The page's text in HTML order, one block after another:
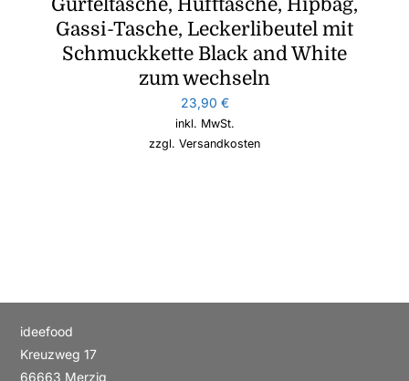
Gürteltasche, Hüfttasche, Hipbag,
Gassi-Tasche, Leckerlibeutel mit
Schmuckkette Black and White
zum wechseln
23,90 €
inkl. MwSt.
zzgl. Versandkosten
ideefood
Kreuzweg 17
66663 Merzig